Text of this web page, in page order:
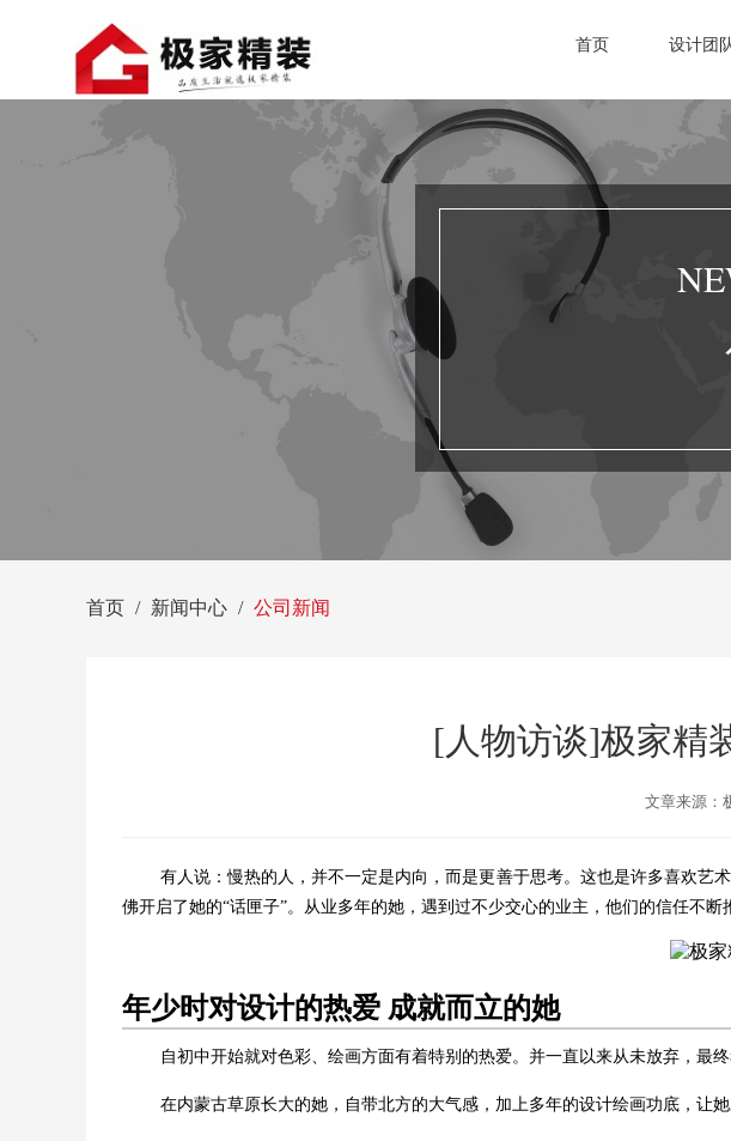
首页 设计团
首页 新闻中心 公司新闻
[人物访谈]极家精
文章来源：
有人说：慢热的人，并不一定是内向，而是更善于思考。这也是许多喜欢艺
佛开启了她的“话匣子”。从业多年的她，遇到过不少交心的业主，他们的信任不断
年少时对设计的热爱 成就而立的她
自初中开始就对色彩、绘画方面有着特别的热爱。并一直以来从未放弃，最
在内蒙古草原长大的她，自带北方的大气感，加上多年的设计绘画功底，让她